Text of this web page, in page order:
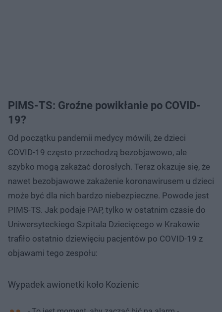
PIMS-TS: Groźne powikłanie po COVID-
19?
Od początku pandemii medycy mówili, że dzieci
COVID-19 często przechodzą bezobjawowo, ale
szybko mogą zakażać dorosłych. Teraz okazuje się, że
nawet bezobjawowe zakażenie koronawirusem u dzieci
może być dla nich bardzo niebezpieczne. Powode jest
PIMS-TS. Jak podaje PAP, tylko w ostatnim czasie do
Uniwersyteckiego Szpitala Dziecięcego w Krakowie
trafiło ostatnio dziewięciu pacjentów po COVID-19 z
objawami tego zespołu:
Wypadek awionetki koło Kozienic